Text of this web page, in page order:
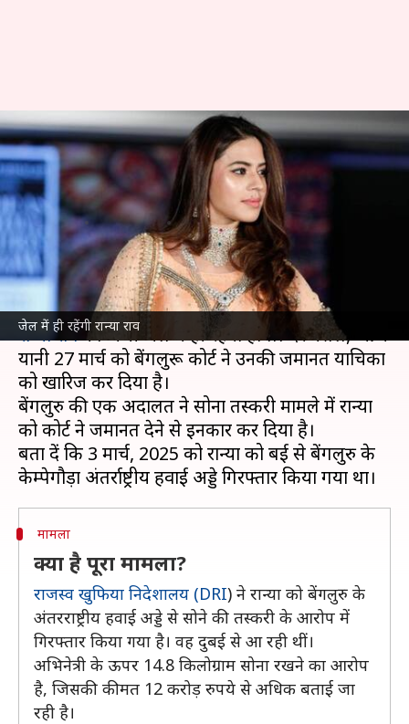
जेल में ही रहेंगी रान्या राव
सोना तस्करी मामला: जेल में ही रहेंगी
रान्या राव, बेंगलुरू कोर्ट ने खारिज की
जमानत याचिका
लेखन दीक्षा शर्मा Mar 27, 2025 04:20 pm
क्या है खबर?
दुबई से सोने की तस्करी के मामले में फंसी कन्नड़ अभिनेत्री
रान्या रावको अभी जेल में ही रहना होगा। दरअसल, आज
यानी 27 मार्च को बेंगलुरू कोर्ट ने उनकी जमानत याचिका
को खारिज कर दिया है।
बेंगलुरु की एक अदालत ने सोना तस्करी मामले में रान्या
को कोर्ट ने जमानत देने से इनकार कर दिया है।
बता दें कि 3 मार्च, 2025 को रान्या को दुबई से बेंगलुरु के
मामला
क्या है पूरा मामला?
राजस्व खुफिया निदेशालय (DRI) ने रान्या को बेंगलुरु के
अंतरराष्ट्रीय हवाई अड्डे से सोने की तस्करी के आरोप में
गिरफ्तार किया गया है। वह दुबई से आ रही थीं।
अभिनेत्री के ऊपर 14.8 किलोग्राम सोना रखने का आरोप
है, जिसकी कीमत 12 करोड़ रुपये से अधिक बताई जा
रही है।